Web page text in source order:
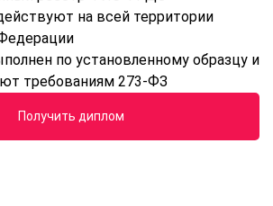
на всей территории
по установленному образцу и
требованиям 273-ФЗ
Получить диплом